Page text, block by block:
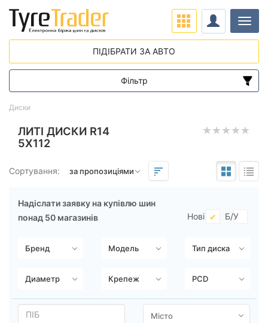
ЛИТІ ДИСКИ R14
5X112
Сортування:
Надіслати заявку на купівлю шин
понад 50 магазинів
Нові Б/У
Диски
ПІДІБРАТИ ЗА АВТО
Фільтр
від
Виліт (ET)